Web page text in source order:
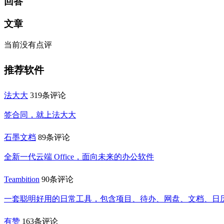
文章
当前没有点评
推荐软件
法大大 319条评论
签合同，就上法大大
石墨文档 89条评论
全新一代云端 Office，面向未来的办公软件
Teambition 90条评论
一套聪明好用的日常工具，包含项目、待办、网盘、文档、日
有赞 163条评论